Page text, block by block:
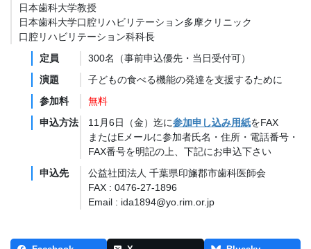
日本歯科大学教授
日本歯科大学口腔リハビリテーション多摩クリニック
口腔リハビリテーション科科長
定員
300名（事前申込優先・当日受付可）
演題
子どもの食べる機能の発達を支援するために
参加料
無料
申込方法
11月6日（金）迄に参加申し込み用紙をFAX
またはEメールに参加者氏名・住所・電話番号・
FAX番号を明記の上、下記にお申込下さい
申込先
公益社団法人 千葉県印旛郡市歯科医師会
FAX : 0476-27-1896
Email : ida1894@yo.rim.or.jp